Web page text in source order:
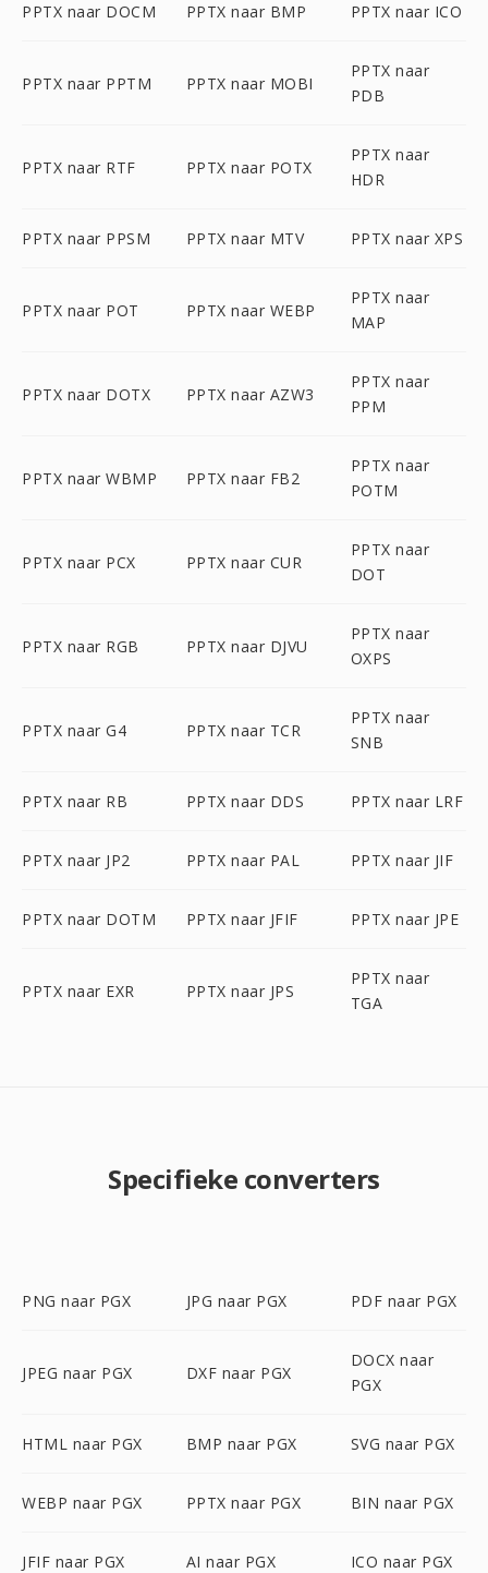
PPTX naar DOCM PPTX naar BMP PPTX naar ICO
PPTX naar PPTM PPTX naar MOBI
PPTX naar
PDB
PPTX naar RTF PPTX naar POTX
PPTX naar
HDR
PPTX naar PPSM PPTX naar MTV PPTX naar XPS
PPTX naar POT PPTX naar WEBP
PPTX naar
MAP
PPTX naar DOTX PPTX naar AZW3
PPTX naar
PPM
PPTX naar WBMP PPTX naar FB2
PPTX naar
POTM
PPTX naar PCX PPTX naar CUR
PPTX naar
DOT
PPTX naar RGB PPTX naar DJVU
PPTX naar
OXPS
PPTX naar G4 PPTX naar TCR
PPTX naar
SNB
PPTX naar RB PPTX naar DDS PPTX naar LRF
PPTX naar JP2 PPTX naar PAL PPTX naar JIF
PPTX naar DOTM PPTX naar JFIF PPTX naar JPE
PPTX naar EXR PPTX naar JPS
PPTX naar
TGA
Specifieke converters
PNG naar PGX JPG naar PGX PDF naar PGX
JPEG naar PGX DXF naar PGX
DOCX naar
PGX
HTML naar PGX BMP naar PGX SVG naar PGX
WEBP naar PGX PPTX naar PGX BIN naar PGX
JFIF naar PGX AI naar PGX ICO naar PGX